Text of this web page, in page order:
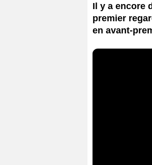
Il y a encore
premier
en avant-